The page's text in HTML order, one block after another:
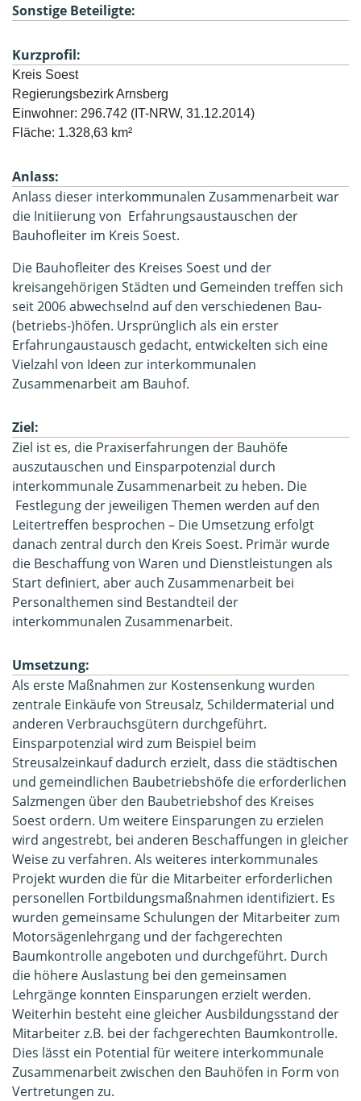
Sonstige Beteiligte:
Kurzprofil:
Kreis Soest
Regierungsbezirk Arnsberg
Einwohner: 296.742 (IT-NRW, 31.12.2014)
Fläche: 1.328,63 km²
Anlass:
Anlass dieser interkommunalen Zusammenarbeit war
die Initiierung von Erfahrungsaustauschen der
Bauhofleiter im Kreis Soest.
Die Bauhofleiter des Kreises Soest und der
kreisangehörigen Städten und Gemeinden treffen sich
seit 2006 abwechselnd auf den verschiedenen Bau-
(betriebs-)höfen. Ursprünglich als ein erster
Erfahrungaustausch gedacht, entwickelten sich eine
Vielzahl von Ideen zur interkommunalen
Zusammenarbeit am Bauhof.
Ziel:
Ziel ist es, die Praxiserfahrungen der Bauhöfe
auszutauschen und Einsparpotenzial durch
interkommunale Zusammenarbeit zu heben. Die
Festlegung der jeweiligen Themen werden auf den
Leitertreffen besprochen – Die Umsetzung erfolgt
danach zentral durch den Kreis Soest. Primär wurde
die Beschaffung von Waren und Dienstleistungen als
Start definiert, aber auch Zusammenarbeit bei
Personalthemen sind Bestandteil der
interkommunalen Zusammenarbeit.
Umsetzung:
Als erste Maßnahmen zur Kostensenkung wurden
zentrale Einkäufe von Streusalz, Schildermaterial und
anderen Verbrauchsgütern durchgeführt.
Einsparpotenzial wird zum Beispiel beim
Streusalzeinkauf dadurch erzielt, dass die städtischen
und gemeindlichen Baubetriebshöfe die erforderlichen
Salzmengen über den Baubetriebshof des Kreises
Soest ordern. Um weitere Einsparungen zu erzielen
wird angestrebt, bei anderen Beschaffungen in gleicher
Weise zu verfahren. Als weiteres interkommunales
Projekt wurden die für die Mitarbeiter erforderlichen
personellen Fortbildungsmaßnahmen identifiziert. Es
wurden gemeinsame Schulungen der Mitarbeiter zum
Motorsägenlehrgang und der fachgerechten
Baumkontrolle angeboten und durchgeführt. Durch
die höhere Auslastung bei den gemeinsamen
Lehrgänge konnten Einsparungen erzielt werden.
Weiterhin besteht eine gleicher Ausbildungsstand der
Mitarbeiter z.B. bei der fachgerechten Baumkontrolle.
Dies lässt ein Potential für weitere interkommunale
Zusammenarbeit zwischen den Bauhöfen in Form von
Vertretungen zu.